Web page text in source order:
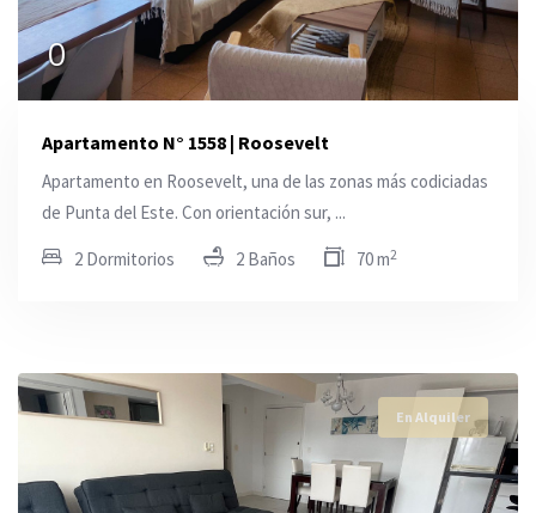
0
Apartamento N° 1558 | Roosevelt
Apartamento en Roosevelt, una de las zonas más codiciadas
de Punta del Este. Con orientación sur, ...
2 Dormitorios 2 Baños 70 m2
En Alquiler